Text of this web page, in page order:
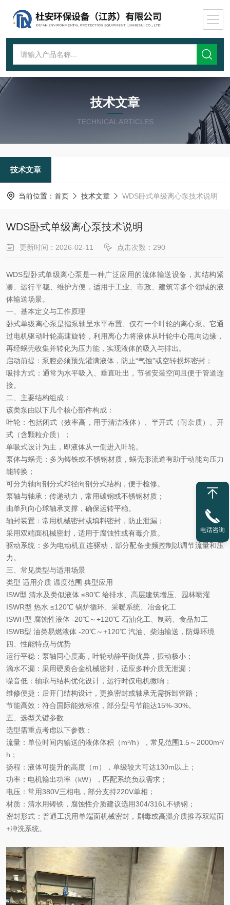
技术文章
TECHNICAL ARTICLES
技术文章
当前位置： 首页 技术文章 WDS卧式单级离心泵技术说明
WDS卧式单级离心泵技术说明
更新时间：2026-02-11 点击次数：290
WDS型卧式单级离心泵是一种广泛应用的流体输送设备，其结构紧
凑、运行平稳、维护方便，适用于工业、市政、建筑等多个领域的液
体输送场景。
一、基本定义与工作原理
卧式单级离心泵是指泵轴呈水平布置、仅有一个叶轮的离心泵。它通
过电机驱动叶轮高速旋转，利用离心力将液体从叶轮中心甩向边缘，
再经蜗壳收集并转化为压力能，实现液体的吸入与排出。
启动前提 ：泵腔必须预先灌满液体，防止“气蚀"或空转损坏密封；
吸排方式 ：通常为水平吸入、垂直吐出，节省安装空间且便于管道连
接。
二、主要结构组成：
该类泵由以下几个核心部件构成：
叶轮 ： 包括闭式（效率高，用于清洁液体）、半开式（耐杂质）、开
式（含颗粒介质）；
单吸式设计为主，即液体从一侧进入叶轮。
泵体与蜗壳： 多为铸铁或不锈钢材质，蜗壳形流道有助于动能向压力
能转换；
可分为轴向剖分式和径向剖分式结构，便于检修。
泵轴与轴承 ： 传递动力，常用碳钢或不锈钢材质；
由单列向心球轴承支撑，确保运转平稳。
轴封装置 ： 常用机械密封或填料密封，防止泄漏；
采用双端面机械密封，适用于腐蚀性或有毒介质。
驱动系统 ： 多为电动机直连驱动，部分配备变频控制以调节流量和压
力。
三、常见类型与适用场景
类型 适用介质 温度范围 典型应用
ISW型 清水及类似液体 ≤80℃ 给排水、高层建筑增压、园林喷灌
ISWR型 热水 ≤120℃ 锅炉循环、采暖系统、冶金化工
ISWH型 腐蚀性液体 -20℃ ～+120℃ 石油化工、制药、食品加工
ISWB型 油类易燃液体 -20℃ ～+120℃ 汽油、柴油输送，防爆环境
四、性能特点与优势
运行平稳 ：泵轴同心度高，叶轮动静平衡优异，振动极小；
滴水不漏 ：采用硬质合金机械密封，适应多种介质无泄漏；
噪音低 ：轴承与结构优化设计，运行时仅电机微响；
维修便捷 ：后开门结构设计，更换密封或轴承无需拆卸管路；
节能高效 ：符合国际能效标准，部分型号节能达15%-30%。
五、选型关键参数
选型需重点考虑以下参数：
流量 ：单位时间内输送的液体体积（m³/h），常见范围1.5 ～ 2000m³/
h ；
扬程 ：液体可提升的高度（m），单级较大可达130m以上；
功率 ：电机输出功率（kW），匹配系统负载需求；
电压 ：常用380V三相电，部分支持220V单相；
材质 ：清水用铸铁，腐蚀性介质建议选用304/316L 不锈钢；
密封形式 ：普通工况用单端面机械密封，剧毒或高温介质推荐双端面
+冲洗系统。
电话咨询